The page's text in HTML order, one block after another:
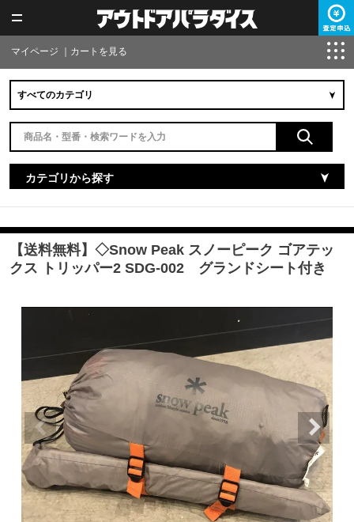
マイページ カートを見る
カテゴリから探す
【送料無料】◇Snow Peak スノーピーク ゴアテッ
クス トリッパー2 SDG-002 グランドシート付き